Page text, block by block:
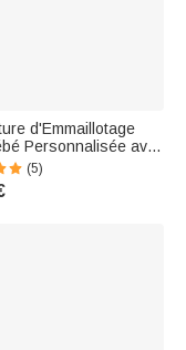
d'Emmaillotage
Personnalisée avec
de Pierre Lapin
de Pâques pour
Né
(5)